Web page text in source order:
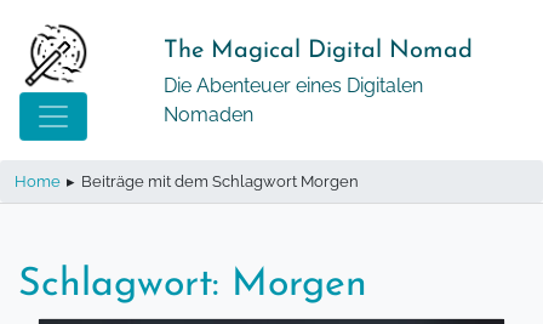
zum
Inhalt
The Magical Digital Nomad
Die Abenteuer eines Digitalen
Nomaden
Home ▸ Beiträge mit dem Schlagwort Morgen
Schlagwort: Morgen